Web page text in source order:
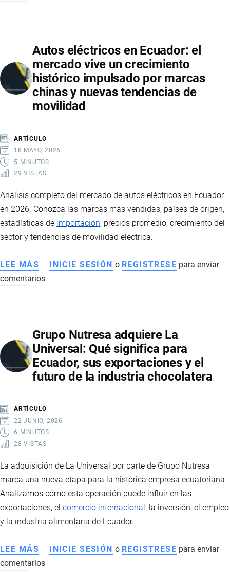
EN
ECUADOR:
GUERRA
COMERCIAL
IMPULSA
MARCAS
NACIONALES
Autos eléctricos en Ecuador: el
mercado vive un crecimiento
histórico impulsado por marcas
chinas y nuevas tendencias de
movilidad
ARTÍCULO
18 MAYO, 2026
5 MINUTOS
29 VISTAS
Análisis completo del mercado de autos eléctricos en Ecuador
en 2026. Conozca las marcas más vendidas, países de origen,
estadísticas de importación, precios promedio, crecimiento del
sector y tendencias de movilidad eléctrica.
LEE MÁS SOBRE
AUTOS
EL
MERCADO
VIVE
UN
IMPULSADO
POR
MARCAS
TENDENCIAS
INICIE SESIÓN o REGISTRESE para enviar
comentarios
Grupo Nutresa adquiere La
Universal: Qué significa para
Ecuador, sus exportaciones y el
futuro de la industria chocolatera
ARTÍCULO
22 JUNIO, 2026
6 MINUTOS
28 VISTAS
La adquisición de La Universal por parte de Grupo Nutresa
marca una nueva etapa para la histórica empresa ecuatoriana.
Analizamos cómo esta operación puede influir en las
exportaciones, el comercio internacional, la inversión, el empleo
y la industria alimentaria de Ecuador.
LEE MÁS SOBRE
GRUPO
INICIE SESIÓN o REGISTRESE para enviar
comentarios